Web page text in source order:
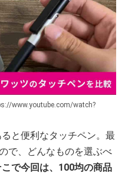
www.youtube.com/watch?
と便利なタッチペン。最
で、どんなものを選ぶべ
こで今回は、100均の商品